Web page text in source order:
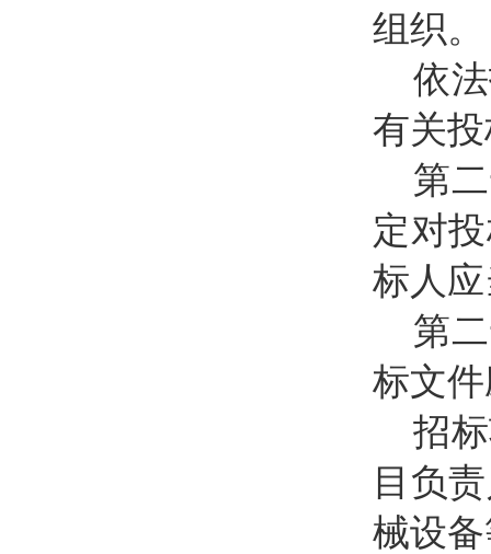
组织。
依
有关
第
定对
标人
第
标文
招
目负
械设